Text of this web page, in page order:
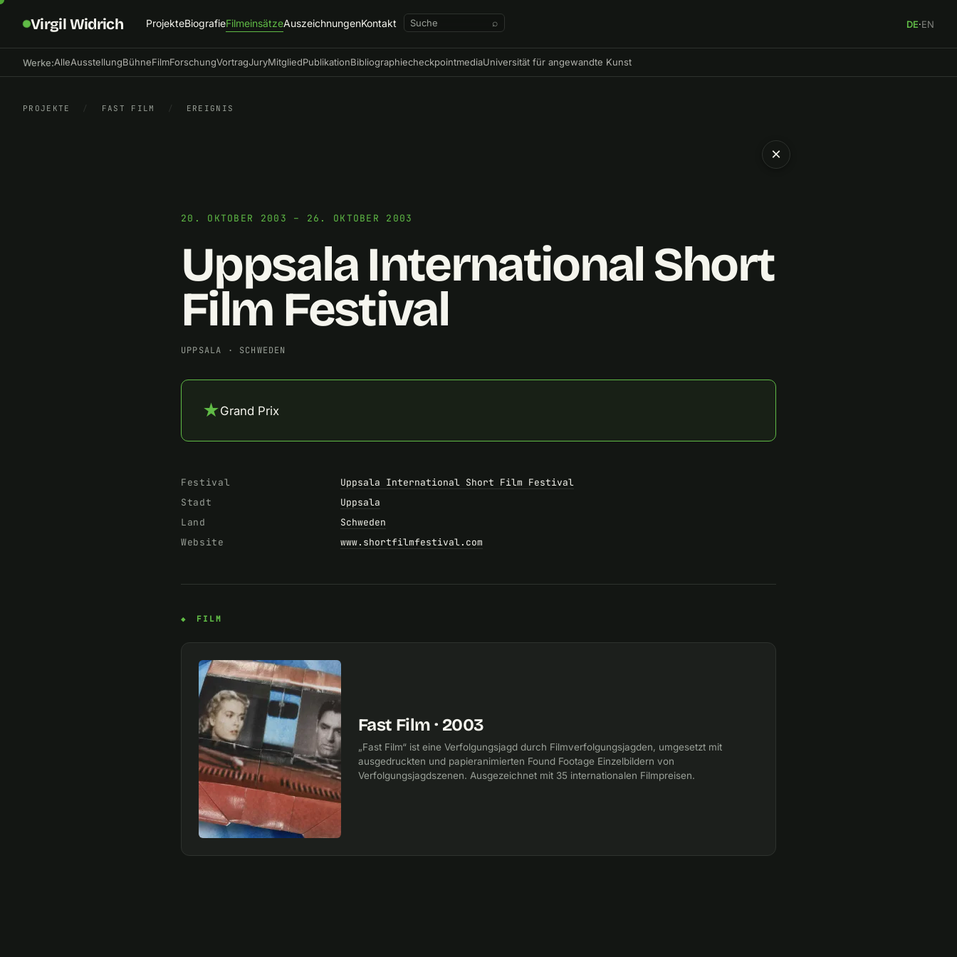
Virgil Widrich ProjekteBiografieFilmeinsätzeAuszeichnungenKontakt ⌕ DE·EN
Werke:AlleAusstellungBühneFilmForschungVortragJuryMitgliedPublikationBibliographiecheckpointmediaUniversität für angewandte Kunst
PROJEKTE / FAST FILM / EREIGNIS
20. OKTOBER 2003 – 26. OKTOBER 2003
Uppsala International Short
Film Festival
UPPSALA · SCHWEDEN
★Grand Prix
Festival
Uppsala International Short Film Festival
Stadt
Uppsala
Land
Schweden
Website
www.shortfilmfestival.com
FILM
Fast Film · 2003
„Fast Film“ ist eine Verfolgungsjagd durch Filmverfolgungsjagden, umgesetzt mit
ausgedruckten und papieranimierten Found Footage Einzelbildern von
Verfolgungsjagdszenen. Ausgezeichnet mit 35 internationalen Filmpreisen.
×